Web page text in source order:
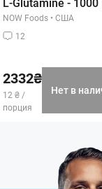
NOW Foods • США
12
2332₴
12 ₴ /
порция
Нет в